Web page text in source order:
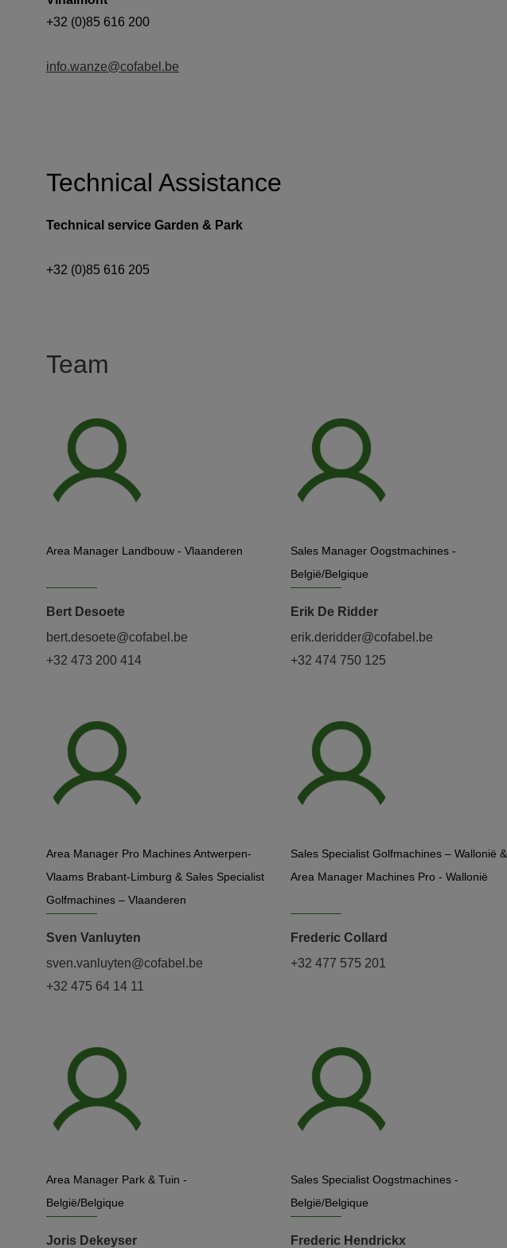
info.wanze@cofabel.be
Technical Assistance
Technical service Garden & Park
Team
Area Manager Landbouw - Vlaanderen
Bert Desoete
bert.desoete@cofabel.be
+32 473 200 414
Sales Manager Oogstmachines -
België/Belgique
Erik De Ridder
erik.deridder@cofabel.be
+32 474 750 125
Area Manager Pro Machines Antwerpen-
Vlaams Brabant-Limburg & Sales Specialist
Golfmachines – Vlaanderen
Sven Vanluyten
sven.vanluyten@cofabel.be
+32 475 64 14 11
Sales Specialist Golfmachines – Wallonië &
Area Manager Machines Pro - Wallonië
Frederic Collard
+32 477 575 201
Area Manager Park & Tuin -
België/Belgique
Joris Dekeyser
Sales Specialist Oogstmachines -
België/Belgique
Frederic Hendrickx